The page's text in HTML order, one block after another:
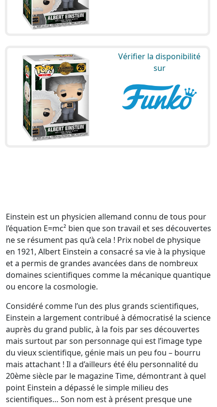
Vérifier la disponibilité
sur
Einstein est un physicien allemand connu de tous pour
l’équation E=mc² bien que son travail et ses découvertes
ne se résument pas qu’à cela ! Prix nobel de physique
en 1921, Albert Einstein a consacré sa vie à la physique
et a permis de grandes avancées dans de nombreux
domaines scientifiques comme la mécanique quantique
ou encore la cosmologie.
Considéré comme l’un des plus grands scientifiques,
Einstein a largement contribué à démocratisé la science
auprès du grand public, à la fois par ses découvertes
mais surtout par son personnage qui est l’image type
du vieux scientifique, génie mais un peu fou – bourru
mais attachant ! Il a d’ailleurs été élu personnalité du
20ème siècle par le magazine Time, démontrant à quel
point Einstein a dépassé le simple milieu des
scientifiques… Son nom est à présent presque une